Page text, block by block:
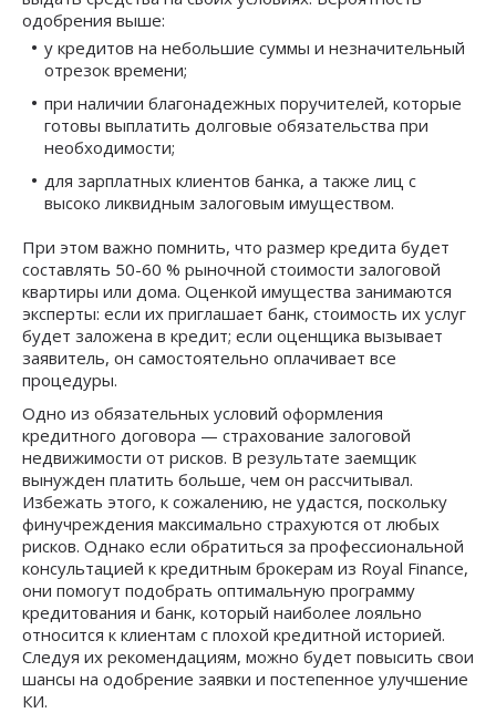
одобрения выше:
у кредитов на небольшие суммы и незначительный
отрезок времени;
при наличии благонадежных поручителей, которые
готовы выплатить долговые обязательства при
необходимости;
для зарплатных клиентов банка, а также лиц с
высоко ликвидным залоговым имуществом.
При этом важно помнить, что размер кредита будет
составлять 50-60 % рыночной стоимости залоговой
квартиры или дома. Оценкой имущества занимаются
эксперты: если их приглашает банк, стоимость их услуг
будет заложена в кредит; если оценщика вызывает
заявитель, он самостоятельно оплачивает все
процедуры.
Одно из обязательных условий оформления
кредитного договора — страхование залоговой
недвижимости от рисков. В результате заемщик
вынужден платить больше, чем он рассчитывал.
Избежать этого, к сожалению, не удастся, поскольку
финучреждения максимально страхуются от любых
рисков. Однако если обратиться за профессиональной
консультацией к кредитным брокерам из Royal Finance,
они помогут подобрать оптимальную программу
кредитования и банк, который наиболее лояльно
относится к клиентам с плохой кредитной историей.
Следуя их рекомендациям, можно будет повысить свои
шансы на одобрение заявки и постепенное улучшение
КИ.